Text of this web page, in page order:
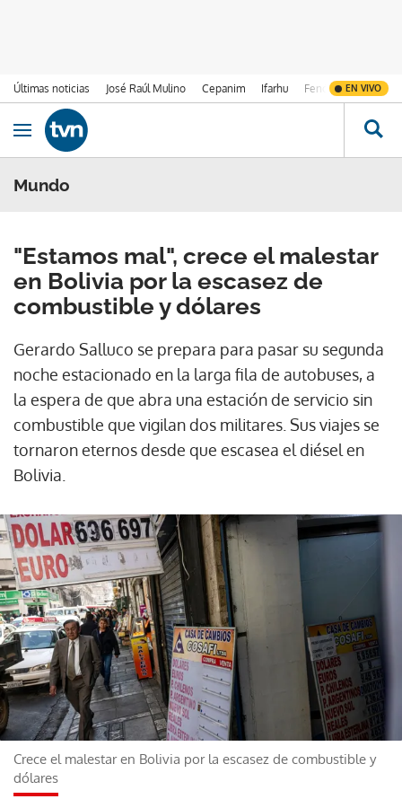
Últimas noticias José Raúl Mulino Cepanim Ifarhu Fenómeno de El
EN VIVO
Ir al contenido
Obrir navegació
Mundo
"Estamos mal", crece el malestar
en Bolivia por la escasez de
combustible y dólares
Gerardo Salluco se prepara para pasar su segunda
noche estacionado en la larga fila de autobuses, a
la espera de que abra una estación de servicio sin
combustible que vigilan dos militares. Sus viajes se
tornaron eternos desde que escasea el diésel en
Bolivia.
Crece el malestar en Bolivia por la escasez de combustible y
dólares